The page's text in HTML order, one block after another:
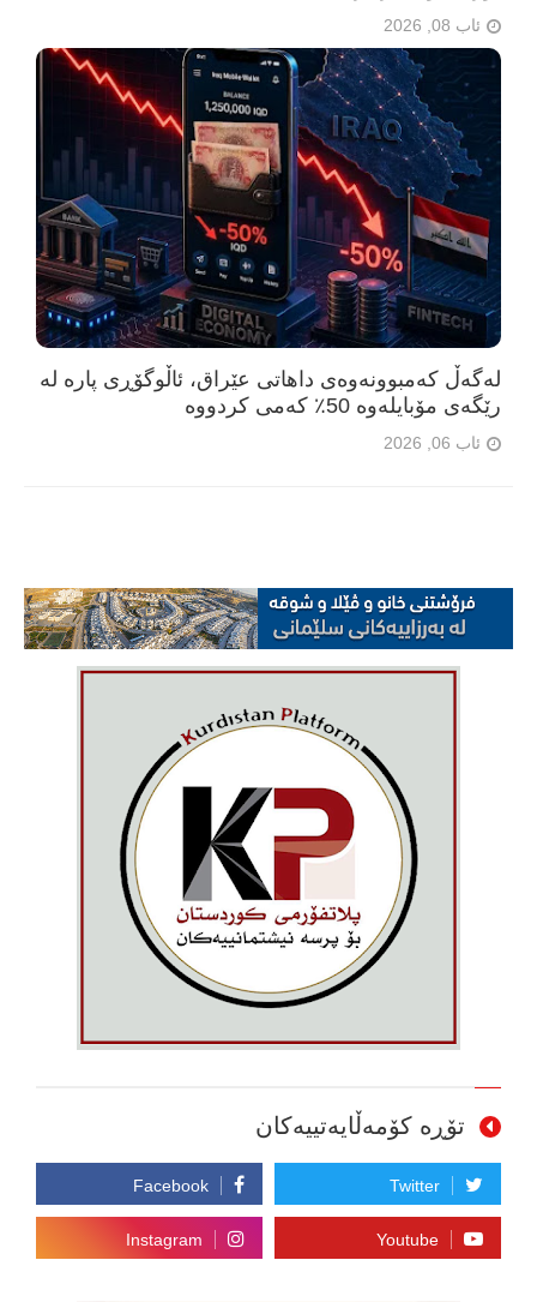
ئاب 08, 2026
لەگەڵ کەمبوونەوەی داهاتی عێراق، ئاڵوگۆڕی پارە لە
رێگەی مۆبایلەوە 50٪ کەمی کردووە
ئاب 06, 2026
تۆڕە کۆمەڵایەتییەکان